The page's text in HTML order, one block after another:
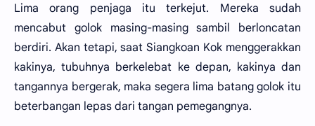
Lima orang penjaga itu terkejut. Mereka sudah
mencabut golok masing-masing sambil berloncatan
berdiri. Akan tetapi, saat Siangkoan Kok menggerakkan
kakinya, tubuhnya berkelebat ke depan, kakinya dan
tangannya bergerak, maka segera lima batang golok itu
beterbangan lepas dari tangan pemegangnya.